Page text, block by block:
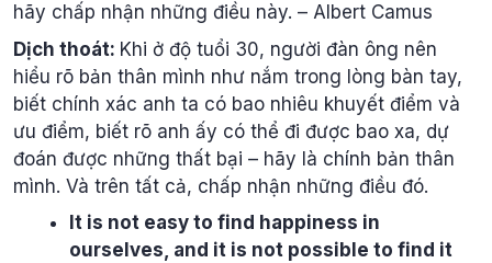
hãy chấp nhận những điều này. – Albert Camus
Dịch thoát: Khi ở độ tuổi 30, người đàn ông nên
hiểu rõ bản thân mình như nắm trong lòng bàn tay,
biết chính xác anh ta có bao nhiêu khuyết điểm và
ưu điểm, biết rõ anh ấy có thể đi được bao xa, dự
đoán được những thất bại – hãy là chính bản thân
mình. Và trên tất cả, chấp nhận những điều đó.
It is not easy to find happiness in
ourselves, and it is not possible to find it